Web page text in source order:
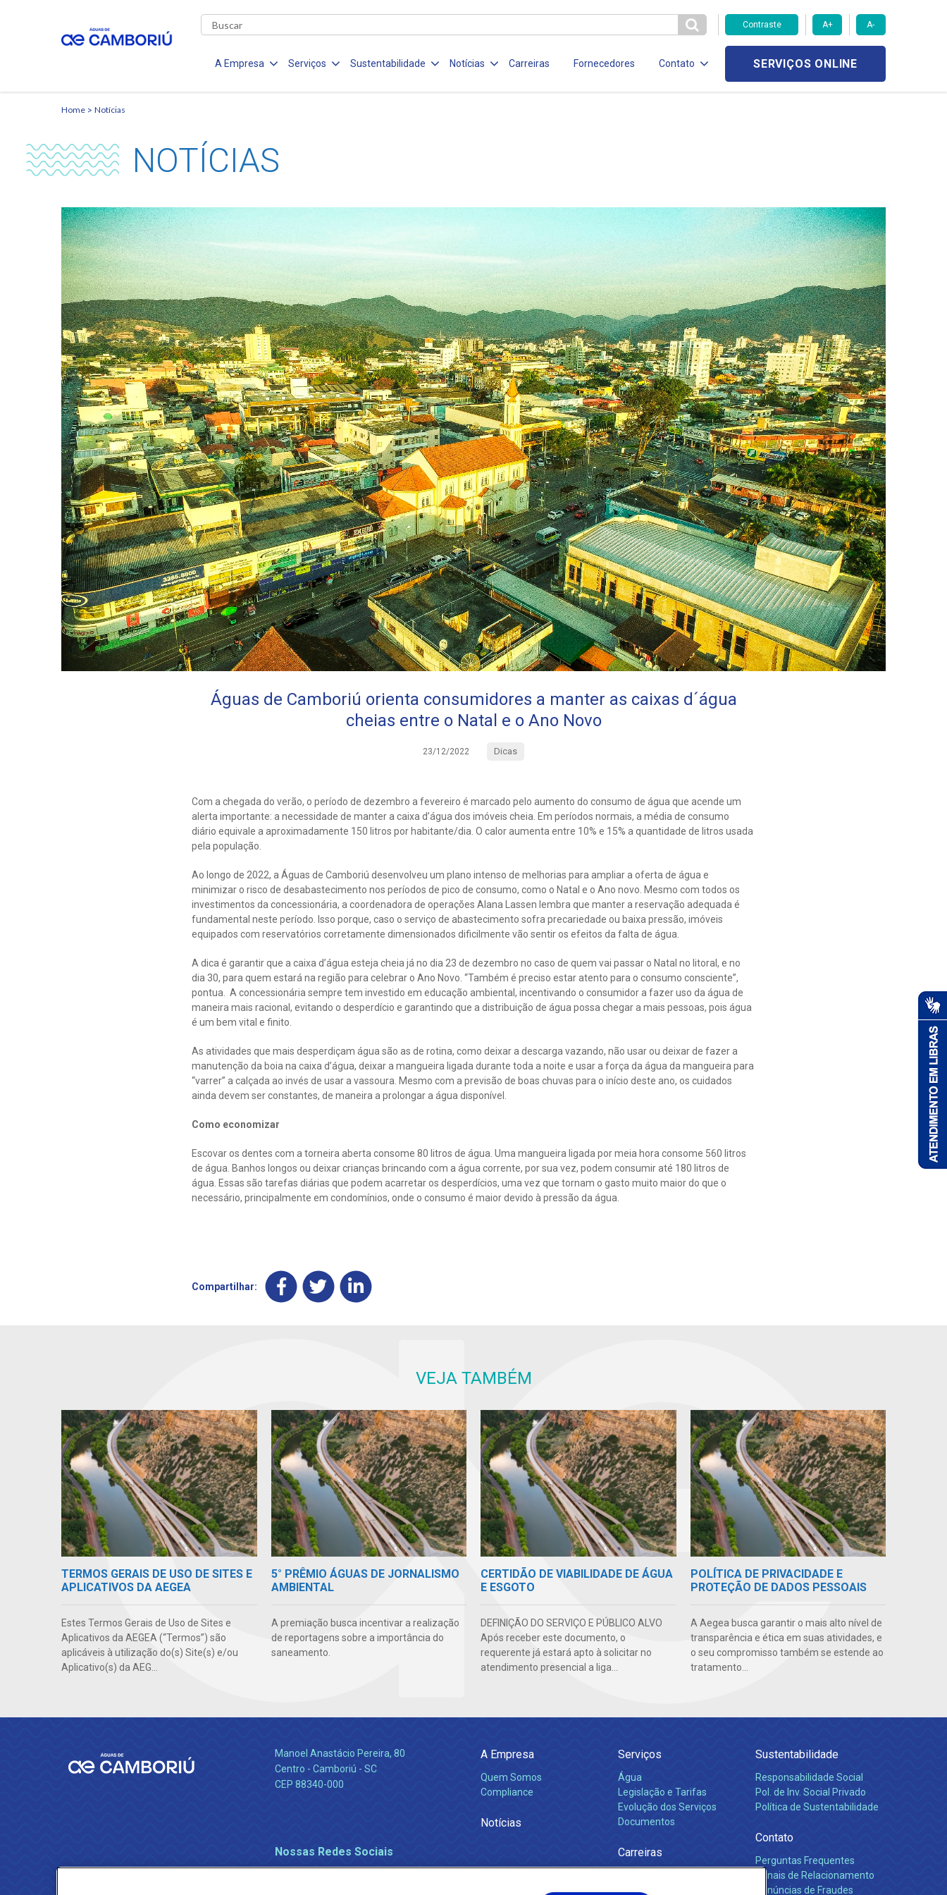
Contraste A+ A-
A Empresa Serviços Sustentabilidade Notícias Carreiras Fornecedores Contato SERVIÇOS ONLINE
Home Notícias
NOTÍCIAS
Águas de Camboriú orienta consumidores a manter as caixas d´água
cheias entre o Natal e o Ano Novo
23/12/2022 Dicas
Com a chegada do verão, o período de dezembro a fevereiro é marcado pelo aumento do consumo de água que acende um
alerta importante: a necessidade de manter a caixa d’água dos imóveis cheia. Em períodos normais, a média de consumo
diário equivale a aproximadamente 150 litros por habitante/dia. O calor aumenta entre 10% e 15% a quantidade de litros usada
pela população.
Ao longo de 2022, a Águas de Camboriú desenvolveu um plano intenso de melhorias para ampliar a oferta de água e
minimizar o risco de desabastecimento nos períodos de pico de consumo, como o Natal e o Ano novo. Mesmo com todos os
investimentos da concessionária, a coordenadora de operações Alana Lassen lembra que manter a reservação adequada é
fundamental neste período. Isso porque, caso o serviço de abastecimento sofra precariedade ou baixa pressão, imóveis
equipados com reservatórios corretamente dimensionados dificilmente vão sentir os efeitos da falta de água.
A dica é garantir que a caixa d’água esteja cheia já no dia 23 de dezembro no caso de quem vai passar o Natal no litoral, e no
dia 30, para quem estará na região para celebrar o Ano Novo. “Também é preciso estar atento para o consumo consciente”,
pontua. A concessionária sempre tem investido em educação ambiental, incentivando o consumidor a fazer uso da água de
maneira mais racional, evitando o desperdício e garantindo que a distribuição de água possa chegar a mais pessoas, pois água
é um bem vital e finito.
As atividades que mais desperdiçam água são as de rotina, como deixar a descarga vazando, não usar ou deixar de fazer a
manutenção da boia na caixa d’água, deixar a mangueira ligada durante toda a noite e usar a força da água da mangueira para
“varrer” a calçada ao invés de usar a vassoura. Mesmo com a previsão de boas chuvas para o início deste ano, os cuidados
ainda devem ser constantes, de maneira a prolongar a água disponível.
Como economizar
Escovar os dentes com a torneira aberta consome 80 litros de água. Uma mangueira ligada por meia hora consome 560 litros
de água. Banhos longos ou deixar crianças brincando com a água corrente, por sua vez, podem consumir até 180 litros de
água. Essas são tarefas diárias que podem acarretar os desperdícios, uma vez que tornam o gasto muito maior do que o
necessário, principalmente em condomínios, onde o consumo é maior devido à pressão da água.
Compartilhar:
VEJA TAMBÉM
TERMOS GERAIS DE USO DE SITES E
APLICATIVOS DA AEGEA
Estes Termos Gerais de Uso de Sites e
Aplicativos da AEGEA (“Termos”) são
aplicáveis à utilização do(s) Site(s) e/ou
Aplicativo(s) da AEG...
5° PRÊMIO ÁGUAS DE JORNALISMO
AMBIENTAL
A premiação busca incentivar a realização
de reportagens sobre a importância do
saneamento.
CERTIDÃO DE VIABILIDADE DE ÁGUA
E ESGOTO
DEFINIÇÃO DO SERVIÇO E PÚBLICO ALVO
Após receber este documento, o
requerente já estará apto à solicitar no
atendimento presencial a liga...
POLÍTICA DE PRIVACIDADE E
PROTEÇÃO DE DADOS PESSOAIS
A Aegea busca garantir o mais alto nível de
transparência e ética em suas atividades, e
o seu compromisso também se estende ao
tratamento...
Manoel Anastácio Pereira, 80
Centro - Camboriú - SC
CEP 88340-000
Nossas Redes Sociais
A Empresa
Quem Somos
Compliance
Notícias
Serviços
Água
Legislação e Tarifas
Evolução dos Serviços
Documentos
Carreiras
Sustentabilidade
Responsabilidade Social
Pol. de Inv. Social Privado
Política de Sustentabilidade
Contato
Perguntas Frequentes
Canais de Relacionamento
Denúncias de Fraudes